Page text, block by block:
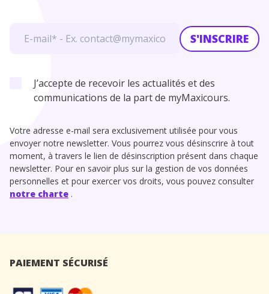
S'INSCRIRE
J’accepte de recevoir les actualités et des
communications de la part de myMaxicours.
Votre adresse e-mail sera exclusivement utilisée pour vous
envoyer notre newsletter. Vous pourrez vous désinscrire à tout
moment, à travers le lien de désinscription présent dans chaque
newsletter. Pour en savoir plus sur la gestion de vos données
personnelles et pour exercer vos droits, vous pouvez consulter
notre charte .
PAIEMENT SÉCURISÉ